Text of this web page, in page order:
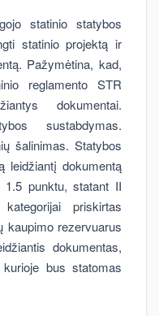
statinio statybos
statinio projektą ir
Pažymėtina, kad,
reglamento STR
dokumentai.
sustabdymas.
šalinimas. Statybos
leidžiantį dokumentą
punktu, statant II
priskirtas
kaupimo rezervuarus
dokumentas,
bus statomas